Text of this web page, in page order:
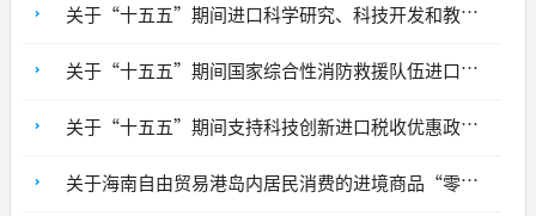
关于“十五五”期间进口科学研究、科技开发和教学用品免税清单的通知
关于“十五五”期间国家综合性消防救援队伍进口税收优惠政策的通知
关于“十五五”期间支持科技创新进口税收优惠政策的通知
关于海南自由贸易港岛内居民消费的进境商品“零关税”政策的通知